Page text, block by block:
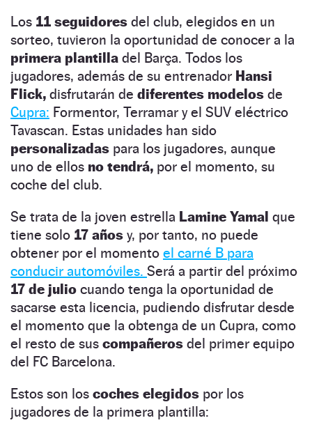
Los 11 seguidores del club, elegidos en un
sorteo, tuvieron la oportunidad de conocer a la
primera plantilla del Barça. Todos los
jugadores, además de su entrenador Hansi
Flick, disfrutarán de diferentes modelos de
Cupra: Formentor, Terramar y el SUV eléctrico
Tavascan. Estas unidades han sido
personalizadas para los jugadores, aunque
uno de ellos no tendrá, por el momento, su
coche del club.
Se trata de la joven estrella Lamine Yamal que
tiene solo 17 años y, por tanto, no puede
obtener por el momento el carné B para
conducir automóviles. Será a partir del próximo
17 de julio cuando tenga la oportunidad de
sacarse esta licencia, pudiendo disfrutar desde
el momento que la obtenga de un Cupra, como
el resto de sus compañeros del primer equipo
del FC Barcelona.
Estos son los coches elegidos por los
jugadores de la primera plantilla: